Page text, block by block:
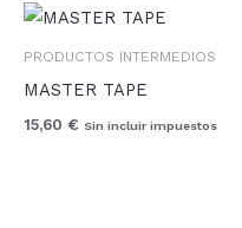
PRODUCTOS INTERMEDIOS
MASTER TAPE
15,60 € Sin incluir impuestos